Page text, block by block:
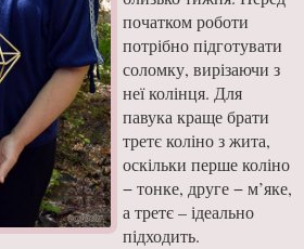
початком ро­боти
потрібно підготувати
соломку, вирізаючи з
неї колінця. Для
павука краще брати
третє коліно з жита,
оскільки перше коліно
− тонке, друге − м’яке,
а тре­тє – ідеально
підходить.